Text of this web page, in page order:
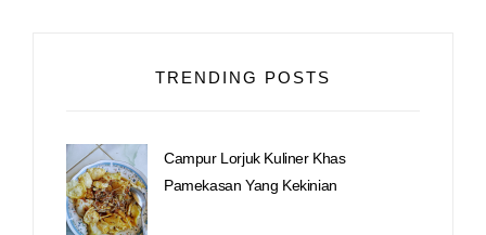
TRENDING POSTS
Campur Lorjuk Kuliner Khas
Pamekasan Yang Kekinian